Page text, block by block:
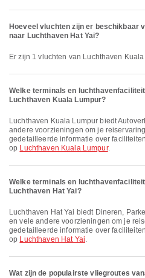
Hoeveel vluchten zijn er beschikbaar
naar Luchthaven Hat Yai?
Er zijn 1 vluchten van Luchthaven
Welke terminals en
Luchthaven Kuala Lumpur?
Luchthaven Kuala Lumpur biedt Autoverhuur, Taxi, Wachtruimte en vele
andere voorzieningen om je
gedetailleerde informatie over
op Luchthaven Kuala Lumpur.
Welke terminals en
Luchthaven Hat Yai?
Luchthaven Hat Yai biedt Dineren, Parkeerplaatsen, Belastingvrije winkel
en vele andere voorzieningen om je
gedetailleerde informatie over
op Luchthaven Hat Yai.
Wat zijn de populairste vliegroutes